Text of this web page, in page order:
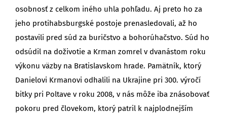
osobnosť z celkom iného uhla pohľadu. Aj preto ho za
jeho protihabsburgské postoje prenasledovali, až ho
postavili pred súd za buričstvo a bohorúhačstvo. Súd ho
odsúdil na doživotie a Krman zomrel v dvanástom roku
výkonu väzby na Bratislavskom hrade. Pamätník, ktorý
Danielovi Krmanovi odhalili na Ukrajine pri 300. výročí
bitky pri Poltave v roku 2008, v nás môže iba znásobovať
pokoru pred človekom, ktorý patril k najplodnejším